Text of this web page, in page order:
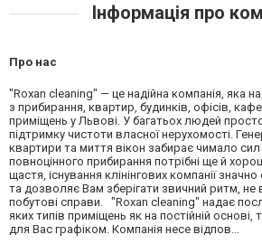
Інформація про
Про нас
"Roxan cleaning" — це надійна компанія, яка
з прибирання, квартир, будинків, офісів,
приміщень у Львові. У багатьох людей
підтримку чистоти власної нерухомості.
квартири та миття вікон забирає чимало сил
повноцінного прибирання потрібні ще й
щастя, існування клінінгових компанії
та дозволяє Вам зберігати звичний ритм, не
побутові справи. "Roxan cleaning" надає
яких типів приміщень як на постійній основі,
для Вас графіком. Компанія несе відпов...